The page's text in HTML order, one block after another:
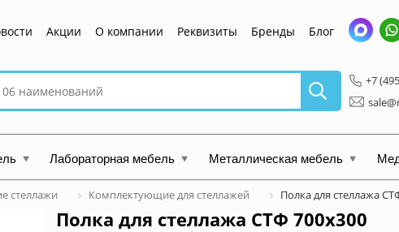
Акции О компании Реквизиты Бренды Блог
+7
Лабораторная мебель Металлическая мебель
стеллажи Комплектующие для стеллажей Полка для стеллажа
Полка для стеллажа СТФ 700x300